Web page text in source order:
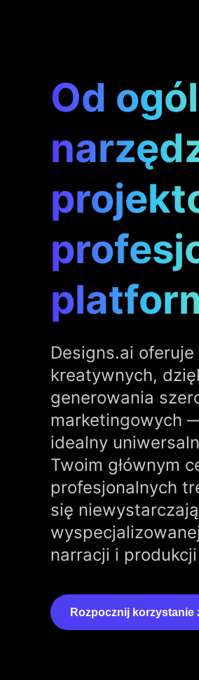
Od
Designs.ai
kreatywnych,
generowania
marketingowych
idealny
Twoim głównym
profesjonalnych
się
narracji i
Rozpocznij korzystanie